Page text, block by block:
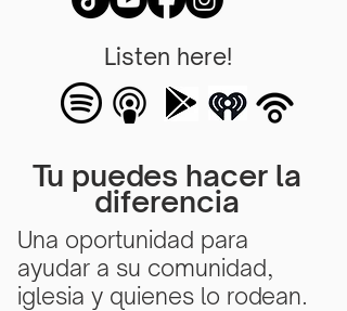
Listen here!
Tu puedes hacer la
diferencia
Una oportunidad para
ayudar a su comunidad,
iglesia y quienes lo rodean.